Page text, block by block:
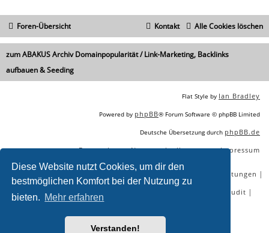
Diese Website nutzt Cookies, um dir den
bestmöglichen Komfort bei der Nutzung zu
bieten. Mehr erfahren
Verstanden!
Foren-Übersicht Alle Cookies löschen
Kontakt
zum ABAKUS Archiv Domainpopularität / Link-Marketing, Backlinks
aufbauen & Seeding
Flat Style by Ian Bradley
Powered by phpBB® Forum Software © phpBB Limited
Deutsche Übersetzung durch phpBB.de
Datenschutz|Nutzungsbedingungen|Impressum
SEO Online Tools SEO Dienstleistungen |
SEO Workshops | SEO Beratung SEO Audit |